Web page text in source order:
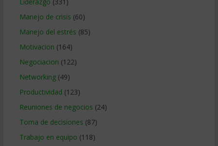
Manejo de crisis (60)
Manejo del estrés (85)
Motivacion (164)
Negociacion (122)
Networking(49)
Productividad (123)
Reuniones de negocios (24)
Toma de decisiones (87)
Trabajo en equipo (118)